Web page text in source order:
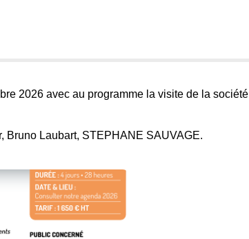
2026 avec au programme la visite de la société
, Bruno Laubart, STEPHANE SAUVAGE.